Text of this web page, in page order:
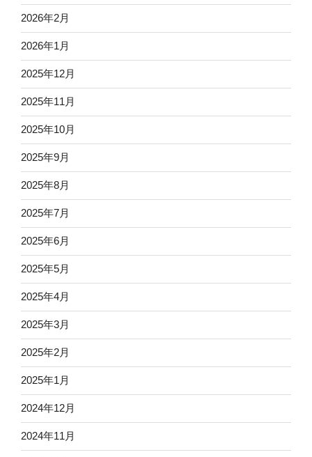
2026年2月
2026年1月
2025年12月
2025年11月
2025年10月
2025年9月
2025年8月
2025年7月
2025年6月
2025年5月
2025年4月
2025年3月
2025年2月
2025年1月
2024年12月
2024年11月